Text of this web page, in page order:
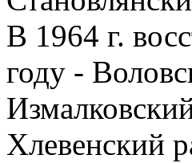
В 1964 г.
году -
Хлевенский